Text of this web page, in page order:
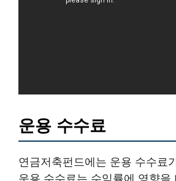
운용 수수료
연금저축펀드에는 운용 수수료
운용 수수료는 수익률에 영향을